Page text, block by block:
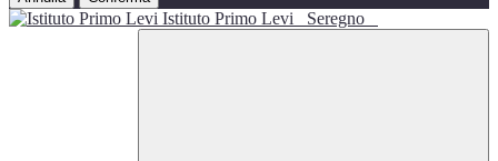
Istituto Primo Levi Seregno